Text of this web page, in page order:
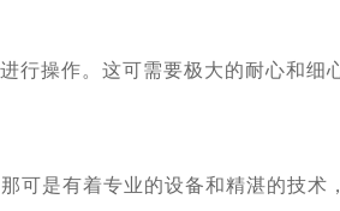
操作。这可需要极大的耐心和细
是有着专业的设备和精湛的技术